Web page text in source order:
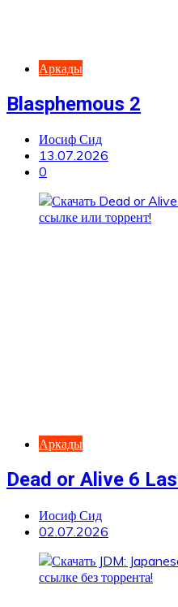
Аркады
Blasphemous 2
Иосиф Сид
13.07.2026
0
Аркады
Dead or Alive 6
Иосиф Сид
02.07.2026